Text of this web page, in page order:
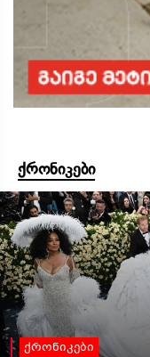
ქრონიკები
ქრონიკები